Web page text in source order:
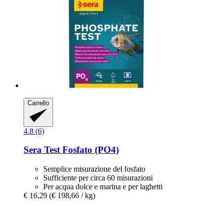
Carrello
4.8 (6)
Sera Test Fosfato (PO4)
Semplice misurazione del fosfato
Sufficiente per circa 60 misurazioni
Per acqua dolce e marina e per laghetti
€ 16,29 (€ 198,66 / kg)